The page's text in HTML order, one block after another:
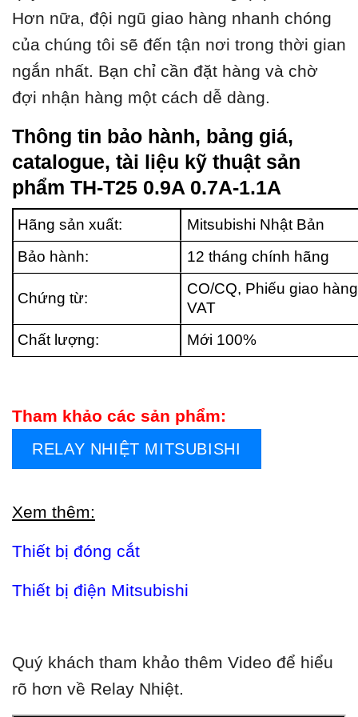
Hơn nữa, đội ngũ giao hàng nhanh chóng
của chúng tôi sẽ đến tận nơi trong thời gian
ngắn nhất. Bạn chỉ cần đặt hàng và chờ
đợi nhận hàng một cách dễ dàng.
Thông tin bảo hành, bảng giá,
catalogue, tài liệu kỹ thuật sản
phẩm TH-T25 0.9A 0.7A-1.1A
Hãng sản xuất:
Mitsubishi Nhật Bản
Bảo hành:
12 tháng chính hãng
Chứng từ:
CO/CQ, Phiếu giao
VAT
Chất lượng:
Mới 100%
Tham khảo các sản phẩm:
RELAY NHIỆT MITSUBISHI
Xem thêm:
Thiết bị đóng cắt
Thiết bị điện Mitsubishi
Quý khách tham khảo thêm Video để hiểu
rõ hơn về Relay Nhiệt.